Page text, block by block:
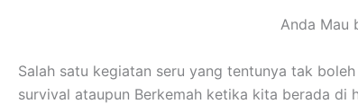
Anda Mau
Salah satu kegiatan seru yang tentunya tak
survival ataupun Berkemah ketika kita berada di